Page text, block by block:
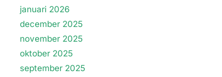
januari 2026
december 2025
november 2025
oktober 2025
september 2025